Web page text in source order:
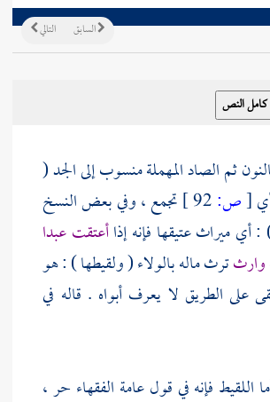
التالي السابق
ثم الصاد المهملة منسوب إلى الجد (
[ص:
تجمع ، وفي بعض النسخ
أي ميراث عتيقها فإنه إذاأعتقت عبدا
وارثترث ماله بالولاء ( ولقيطها ) : هو
الطريق لا يعرف أبواه . قاله في
اللقيط فإنه في قول عامة الفقهاء حر ،